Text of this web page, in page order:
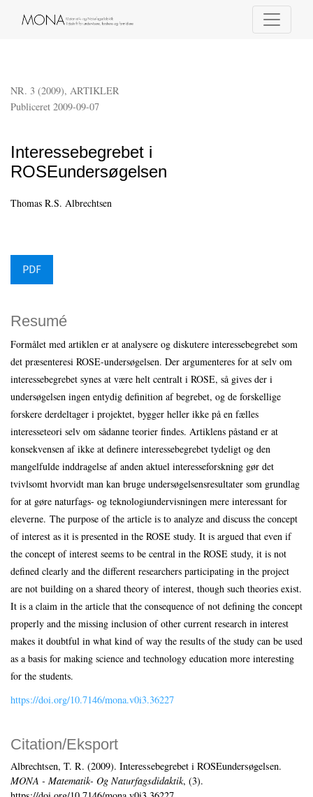
NR. 3 (2009), ARTIKLER
Interessebegrebet i
ROSEundersøgelsen
Publiceret 2009-09-07
Thomas R.S. Albrechtsen
PDF
Citation/Eksport
Albrechtsen, T. R. (2009). Interessebegrebet i ROSEundersøgelsen.
MONA - Matematik- Og Naturfagsdidaktik, (3).
Resumé
Formålet med artiklen er at analysere og diskutere interessebegrebet som
det præsenteresi ROSE-undersøgelsen. Der argumenteres for at selv om
interessebegrebet synes at være helt centralt i ROSE, så gives der i
undersøgelsen ingen entydig definition af begrebet, og de forskellige
forskere derdeltager i projektet, bygger heller ikke på en fælles
interesseteori selv om sådanne teorier findes. Artiklens påstand er at
konsekvensen af ikke at definere interessebegrebet tydeligt og den
mangelfulde inddragelse af anden aktuel interesseforskning gør det
tvivlsomt hvorvidt man kan bruge undersøgelsensresultater som grundlag
for at gøre naturfags- og teknologiundervisningen mere interessant for
eleverne. The purpose of the article is to analyze and discuss the concept
of interest as it is presented in the ROSE study. It is argued that even if
the concept of interest seems to be central in the ROSE study, it is not
defined clearly and the different researchers participating in the project
are not building on a shared theory of interest, though such theories exist.
It is a claim in the article that the consequence of not defining the concept
properly and the missing inclusion of other current research in interest
makes it doubtful in what kind of way the results of the study can be used
as a basis for making science and technology education more interesting
for the students.
https://doi.org/10.7146/mona.v0i3.36227